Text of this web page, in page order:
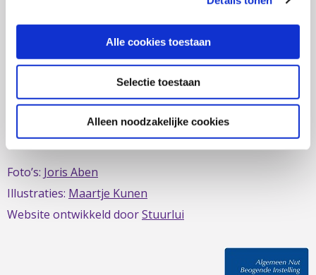
Alle cookies toestaan
Selectie toestaan
Alleen noodzakelijke cookies
short bowel/darmfalen.
Deze website is mede mogelijk gemaakt door het
Fonds
Foto’s: Joris Aben
Illustraties: Maartje Kunen
Website ontwikkeld doorStuurlui